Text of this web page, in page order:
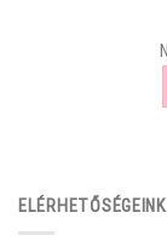
ELÉRHETŐSÉGEINK